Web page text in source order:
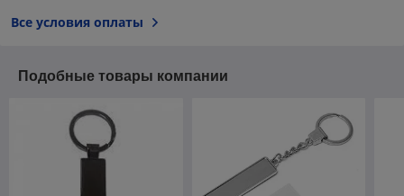
Все условия оплаты
Подобные товары компании